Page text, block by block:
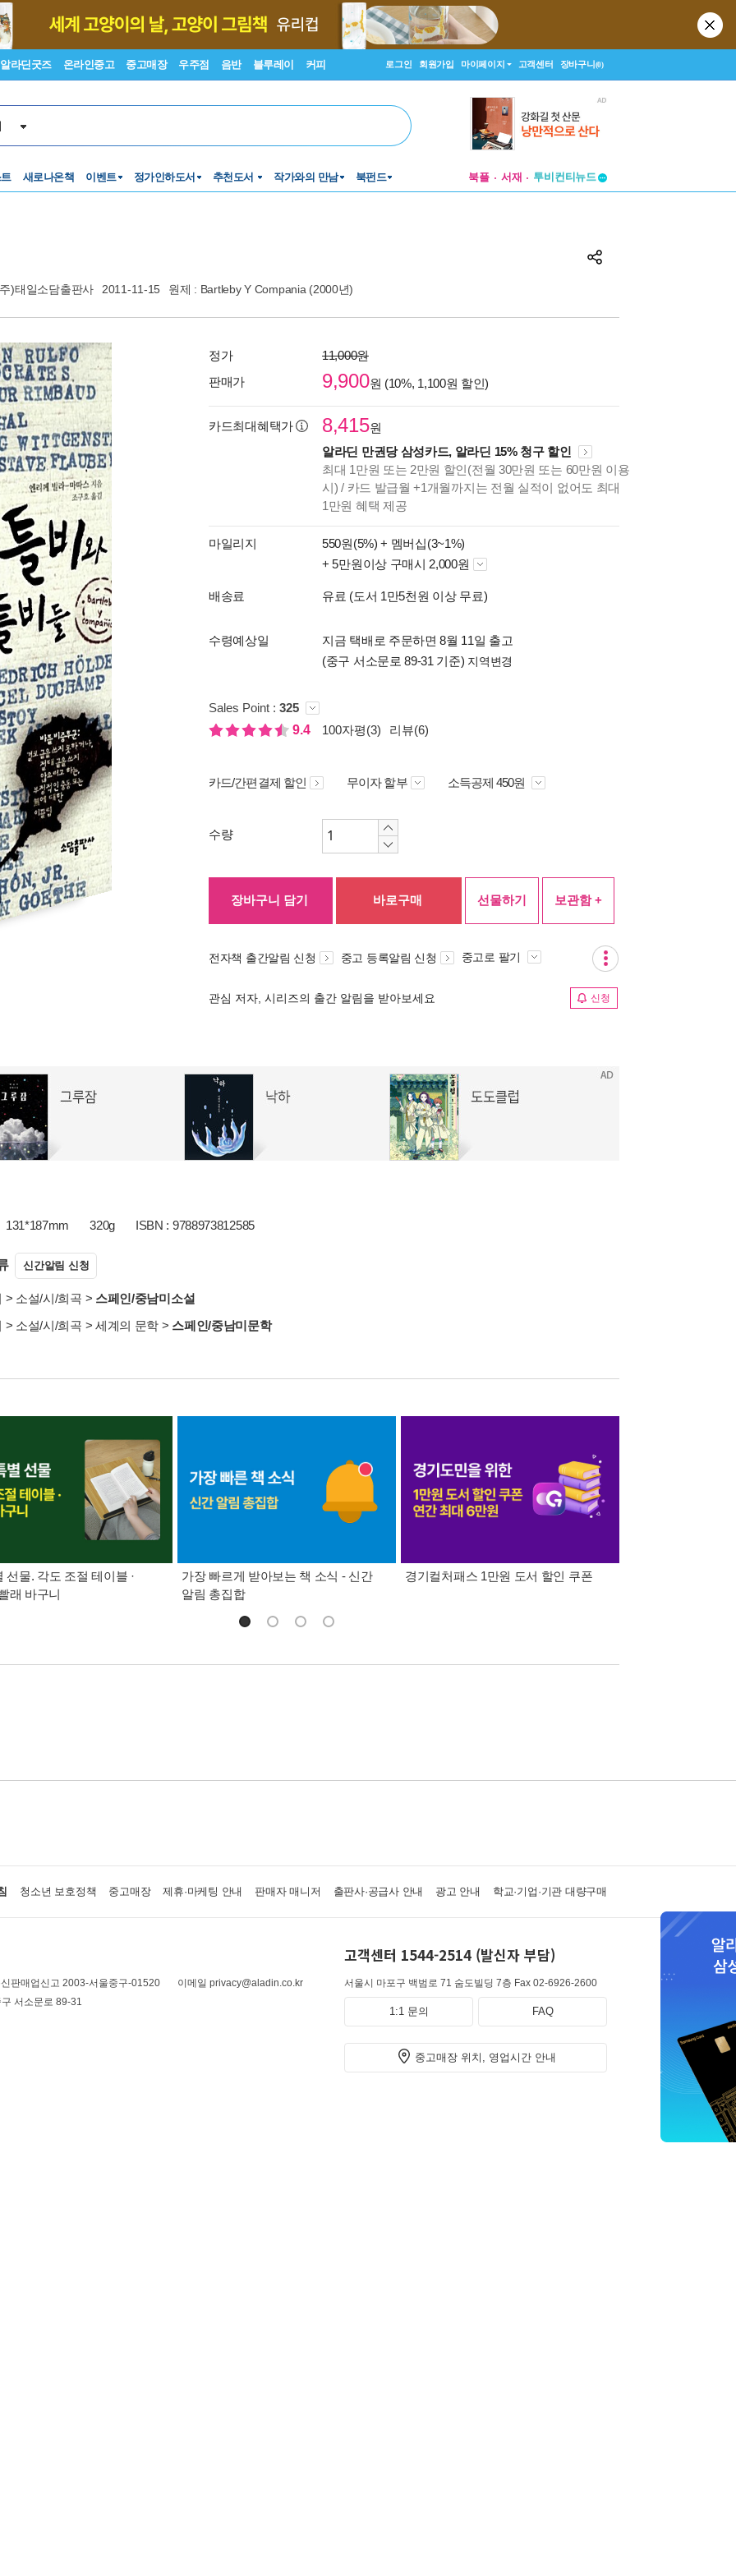
알라딘굿즈 온라인중고 중고매장 우주점 음반 블루레이 커피 로그인 회원가입 마이페이지 고객센터 장바구니(0)
새로나온책 이벤트 정가인하도서 추천도서 작가와의 만남 북펀드 북플 서재
창작플랫폼
)태일소담출판사 2011-11-15 원제 : Bartleby Y Compania (2000년)
정가
11,000원
판매가
9,900원 (10%, 1,100원 할인)
카드최대혜택가 8,415원
알라딘 만권당 삼성카드, 알라딘 15% 청구 할인
최대 1만원 또는 2만원 할인(전월 30만원 또는 60만원 이용
시) / 카드 발급월 +1개월까지는 전월 실적이 없어도 최대
1만원 혜택 제공
마일리지 550원(5%) + 멤버십(3~1%)
+ 5만원이상 구매시 2,000원
배송료 유료 (도서 1만5천원 이상 무료)
수령예상일
지금 택배로 주문하면 8월 11일 출고
(중구 서소문로 89-31 기준) 지역변경
Sales Point : 325
9.4
100자평(3) 리뷰(6)
카드/간편결제 할인 무이자 할부 소득공제 450원
수량
장바구니 담기 바로구매 선물하기 보관함 +
전자책 출간알림 신청 중고 등록알림 신청 중고로 팔기
관심 저자, 시리즈의 출간 알림을 받아보세요 신청
131*187mm 320g ISBN : 9788973812585
신간알림 신청
> 소설/시/희곡 > 스페인/중남미소설
> 소설/시/희곡 > 세계의 문학 > 스페인/중남미문학
선물. 각도 조절 테이블 ·
래 바구니
가장 빠르게 받아보는 책 소식 - 신간
알림 총집합
경기컬처패스 1만원 도서 할인 쿠폰
청소년 보호정책 중고매장 제휴·마케팅 안내 판매자 매니저 출판사·공급사 안내 광고 안내 학교·기업·기관 대량구매
판매업신고 2003-서울중구-01520
이메일 privacy@aladin.co.kr
서소문로 89-31
고객센터 1544-2514 (발신자 부담)
서울시 마포구 백범로 71 숨도빌딩 7층 Fax 02-6926-2600
1:1 문의 FAQ
중고매장 위치, 영업시간 안내